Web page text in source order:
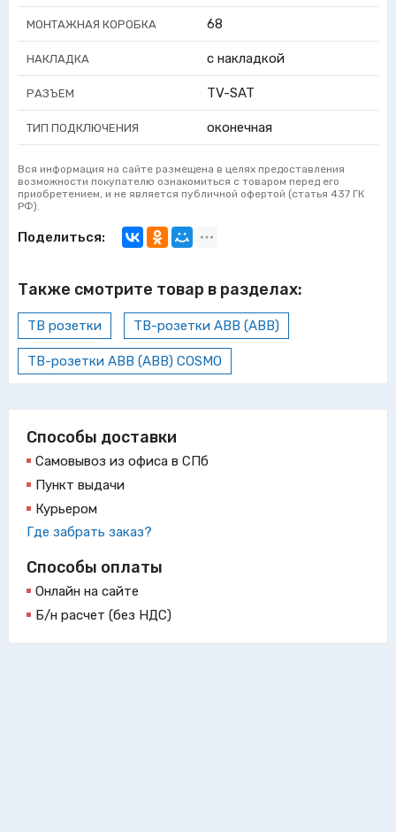
МОНТАЖНАЯ КОРОБКА 68
НАКЛАДКА с накладкой
РАЗЪЕМ TV-SAT
ТИП ПОДКЛЮЧЕНИЯ оконечная
Вся информация на сайте размещена в целях предоставления
возможности покупателю ознакомиться с товаром перед его
приобретением, и не является публичной офертой (статья 437 ГК
РФ).
Поделиться:
Также смотрите товар в разделах:
ТВ розетки ТВ-розетки ABB (АВВ)
ТВ-розетки ABB (АВВ) COSMO
Способы доставки
Самовывоз из офиса в СПб
Пункт выдачи
Курьером
Где забрать заказ?
Способы оплаты
Онлайн на сайте
Б/н расчет (без НДС)